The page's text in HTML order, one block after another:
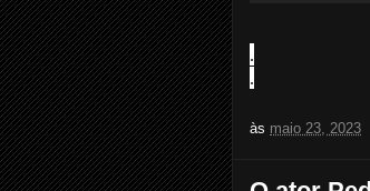
.
.
às maio 23, 2023